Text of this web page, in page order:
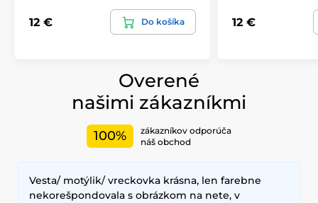
12 € Do košíka 12 €
Overené
našimi zákazníkmi
100%
zákazníkov odporúča
náš obchod
Vesta/ motýlik/ vreckovka krásna, len farebne
nekorešpondovala s obrázkom na nete, v